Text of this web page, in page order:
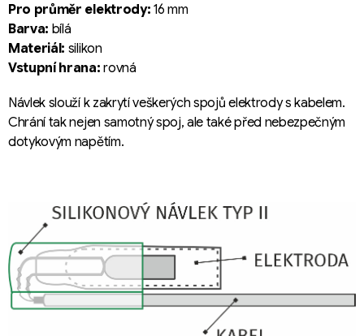
Pro průměr elektrody: 16 mm
Barva: bílá
Materiál: silikon
Vstupní hrana: rovná
Návlek slouží k zakrytí veškerých spojů elektrody s kabelem.
Chrání tak nejen samotný spoj, ale také před nebezpečným
dotykovým napětím.